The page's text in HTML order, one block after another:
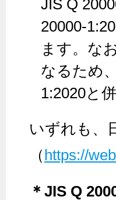
JIS Q
20000-
ます。な
なるため
1:2020と
いずれも、
（ https://
＊JIS Q